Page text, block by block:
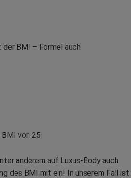
der BMI – Formel auch
von 25
anderem auf Luxus-Body auch
des BMI mit ein! In unserem Fall ist